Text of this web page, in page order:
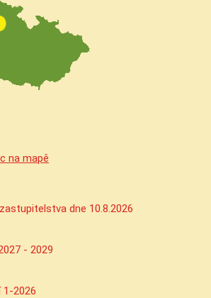
na mapě
dne 10.8.2026
- 2029
2026